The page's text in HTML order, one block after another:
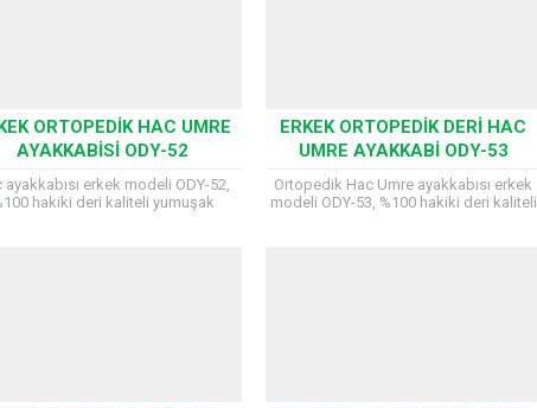
ORTOPEDIK HAC UMRE
AYAKKABISI ODY-52
ayakkabısı erkek modeli ODY-52,
hakiki deri kaliteli yumuşak
ERKEK ORTOPEDIK DERI HAC
UMRE AYAKKABI ODY-53
Ortopedik Hac Umre ayakkabısı erkek
modeli ODY-53, %100 hakiki deri kaliteli